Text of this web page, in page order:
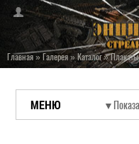
Главная»Галерея»Каталог»Плакаты
МЕНЮ